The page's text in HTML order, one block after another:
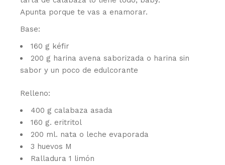
Apunta porque te vas a enamorar.
Base:
160 g kéfir
200 g harina avena saborizada o harina sin
sabor y un poco de edulcorante
Relleno:
400 g calabaza asada
160 g. eritritol
200 ml. nata o leche evaporada
3 huevos M
Ralladura 1 limón